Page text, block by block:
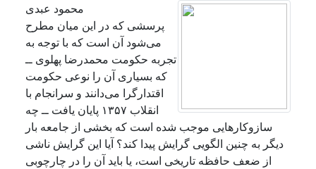
محمود عبدی
پرسشی که در این میان مطرح
می‌شود آن است که با توجه به
تجربه حکومت محمدرضا پهلوی ــ
که بسیاری آن را نوعی حکومت
اقتدارگرا می‌دانند و سرانجام با
انقلاب ۱۳۵۷ پایان یافت ــ چه
سازوکارهایی موجب شده است که بخشی از جامعه بار
دیگر به چنین الگویی گرایش پیدا کند؟ آیا این گرایش ناشی
از ضعف حافظه تاریخی است، یا باید آن را در چارچوبی